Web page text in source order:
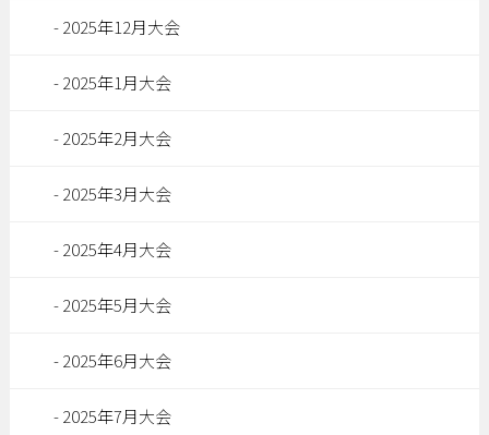
2025年12月大会
2025年1月大会
2025年2月大会
2025年3月大会
2025年4月大会
2025年5月大会
2025年6月大会
2025年7月大会